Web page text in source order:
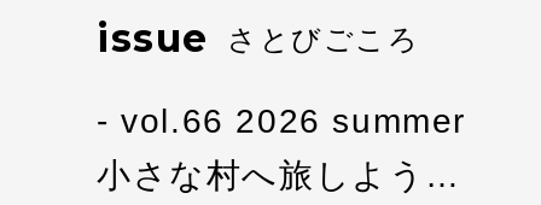
issue さとびごころ
vol.66 2026 summer
小さな村へ旅しよう…